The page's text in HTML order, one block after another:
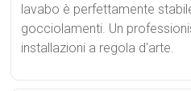
lavabo è perfettamente
gocciolamenti. Un
installazioni a regola d'arte.